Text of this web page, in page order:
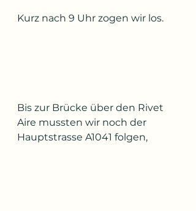
Kurz nach 9 Uhr zogen wir los.
Bis zur Brücke über den Rivet
Aire mussten wir noch der
Hauptstrasse A1041 folgen,